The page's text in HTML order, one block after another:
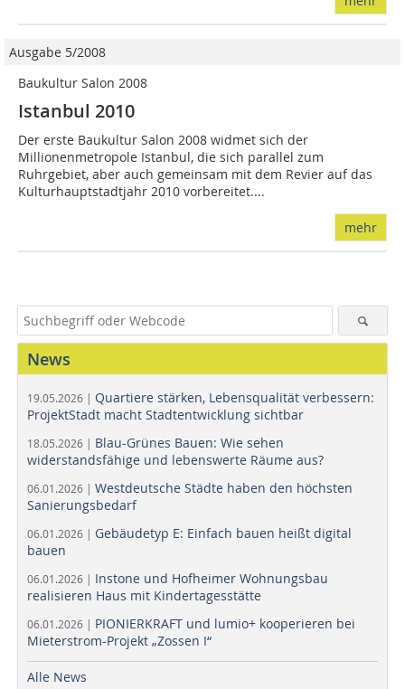
Ausgabe 5/2008
Baukultur Salon 2008
Istanbul 2010
Der erste Baukultur Salon 2008 widmet sich der
Millionenmetropole Istanbul, die sich parallel zum
Ruhrgebiet, aber auch gemeinsam mit dem Revier auf das
Kulturhauptstadtjahr 2010 vorbereitet....
mehr
News
19.05.2026 | Quartiere stärken, Lebensqualität verbessern:
ProjektStadt macht Stadtentwicklung sichtbar
18.05.2026 | Blau-Grünes Bauen: Wie sehen
widerstandsfähige und lebenswerte Räume aus?
06.01.2026 | Westdeutsche Städte haben den höchsten
Sanierungsbedarf
06.01.2026 | Gebäudetyp E: Einfach bauen heißt digital
bauen
06.01.2026 | Instone und Hofheimer Wohnungsbau
realisieren Haus mit Kindertagesstätte
06.01.2026 | PIONIERKRAFT und lumio+ kooperieren bei
Mieterstrom-Projekt „Zossen I“
Alle News